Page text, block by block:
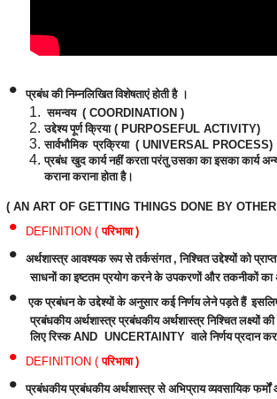
• प्रबंध की निम्नलिखित विशेषताएं होती है ।
समन्वय ( COORDINATION )
उद्देश्य पूर्ण क्रिया( PURPOSEFUL ACTIVITY)
सार्वभौमिक प्रक्रिया ( UNIVERSAL PROCESS)
प्रबंध खुद कार्य नहीं करता परंतु उसका का इसका कार्य अन्य
कराना कराना होता है।
( AN ART OF GETTING THINGS DONE BY
• DEFINITION (परिभाषा)
• अर्थशास्त्र आवश्यक रूप से तर्कसंगत , निश्चित उद्देश्यों को
साधनों का इष्टतम प्रयोग करने के उपकरणों और तकनीकों का
• एक प्रबंधन के उद्देश्यों के अनुसार कई निर्णय लेने पड़ते हैं
प्रबंधकीय अर्थशास्त्र प्रबंधकीय अर्थशास्त्र निश्चित लक्ष्यों
लिए रिस्कAND UNCERTAINTY वाले निर्णय प्रदान
• DEFINITION (परिभाषा)
•
प्रबंधकीय प्रबंधकीय अर्थशास्त्र से अभिप्राय व्यवसायिक